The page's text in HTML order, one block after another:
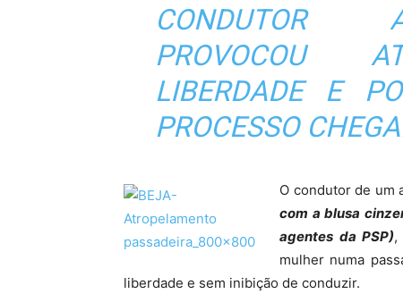
CONDUTOR
PROVOCOU
LIBERDADE E
PROCESSO
O condutor de um
com a blusa
agentes da PSP),
mulher numa
liberdade e sem inibição de conduzir.